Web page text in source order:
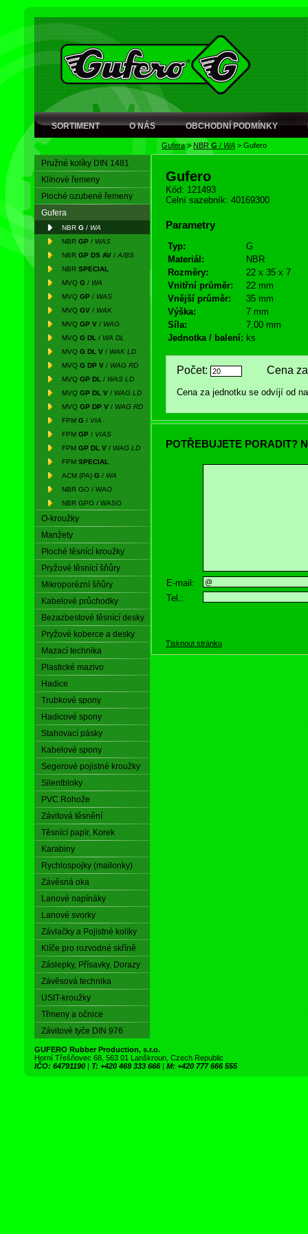
SORTIMENT O NÁS OBCHODNÍ PODMÍNKY
Gufera> NBRG / WA > Gufero
Pružné kolíky DIN 1481
Klínové řemeny
Ploché ozubené řemeny
Gufera
NBR G / WA
NBR GP / WAS
NBR GP DS AV / A/BS
NBR SPECIAL
MVQ G / WA
MVQ GP / WAS
MVQ GV / WAK
MVQ GP V / WAG
MVQ G DL / WA DL
MVQ G DL V / WAK LD
MVQ G DP V / WAG RD
MVQ GP DL / WAS LD
MVQ GP DL V / WAG LD
MVQ GP DP V / WAG RD
FPM G / VIA
FPM GP / VIAS
FPM GP DL V / WAG LD
FPM SPECIAL
ACM (PA) G / WA
NBR GO / WAO
NBR GPO / WASO
O-kroužky
Manžety
Ploché těsnící kroužky
Pryžové těsnící šňůry
Mikroporézní šňůry
Kabelové průchodky
Bezazbestové těsnící desky
Pryžové koberce a desky
Mazací technika
Plastické mazivo
Hadice
Trubkové spony
Hadicové spony
Stahovací pásky
Kabelové spony
Segerové pojistné kroužky
Silentbloky
PVC Rohože
Závitová těsnění
Těsnící papír, Korek
Karabiny
Rychlospojky (mailonky)
Závěsná oka
Lanové napínáky
Lanové svorky
Závlačky a Pojistné kolíky
Klíče pro rozvodné skříně
Záslepky, Přísavky, Dorazy
Závěsová technika
USIT-kroužky
Třmeny a očnice
Závitové tyče DIN 976
Gufero
Kód: 121493
Celní sazebník: 40169300
Parametry
Typ:
G
Materiál:
NBR
Rozměry:
22 x 35 x 7
Vnitřní průměr:
22 mm
Vnější průměr:
35 mm
Výška:
7 mm
Síla:
7,00 mm
Jednotka / balení: ks
Počet: Cena za
Cena za jednotku se odvíjí od
POTŘEBUJETE PORADIT?
E-mail:
Tel.:
Tisknout stránku
GUFERO Rubber Production, s.r.o.
Horní Třešňovec 68, 563 01 Lanškroun, Czech Republic
IČO: 64791190 | T: +420 469 333 666 | M: +420 777 666 555